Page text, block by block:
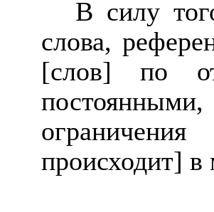
В силу
слова,
[слов] по
происходит] в